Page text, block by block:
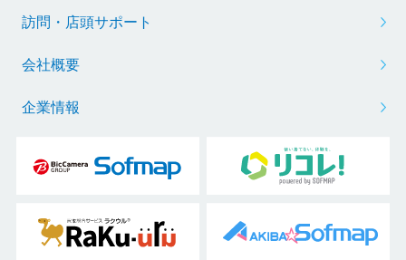
訪問・店頭サポート
会社概要
企業情報